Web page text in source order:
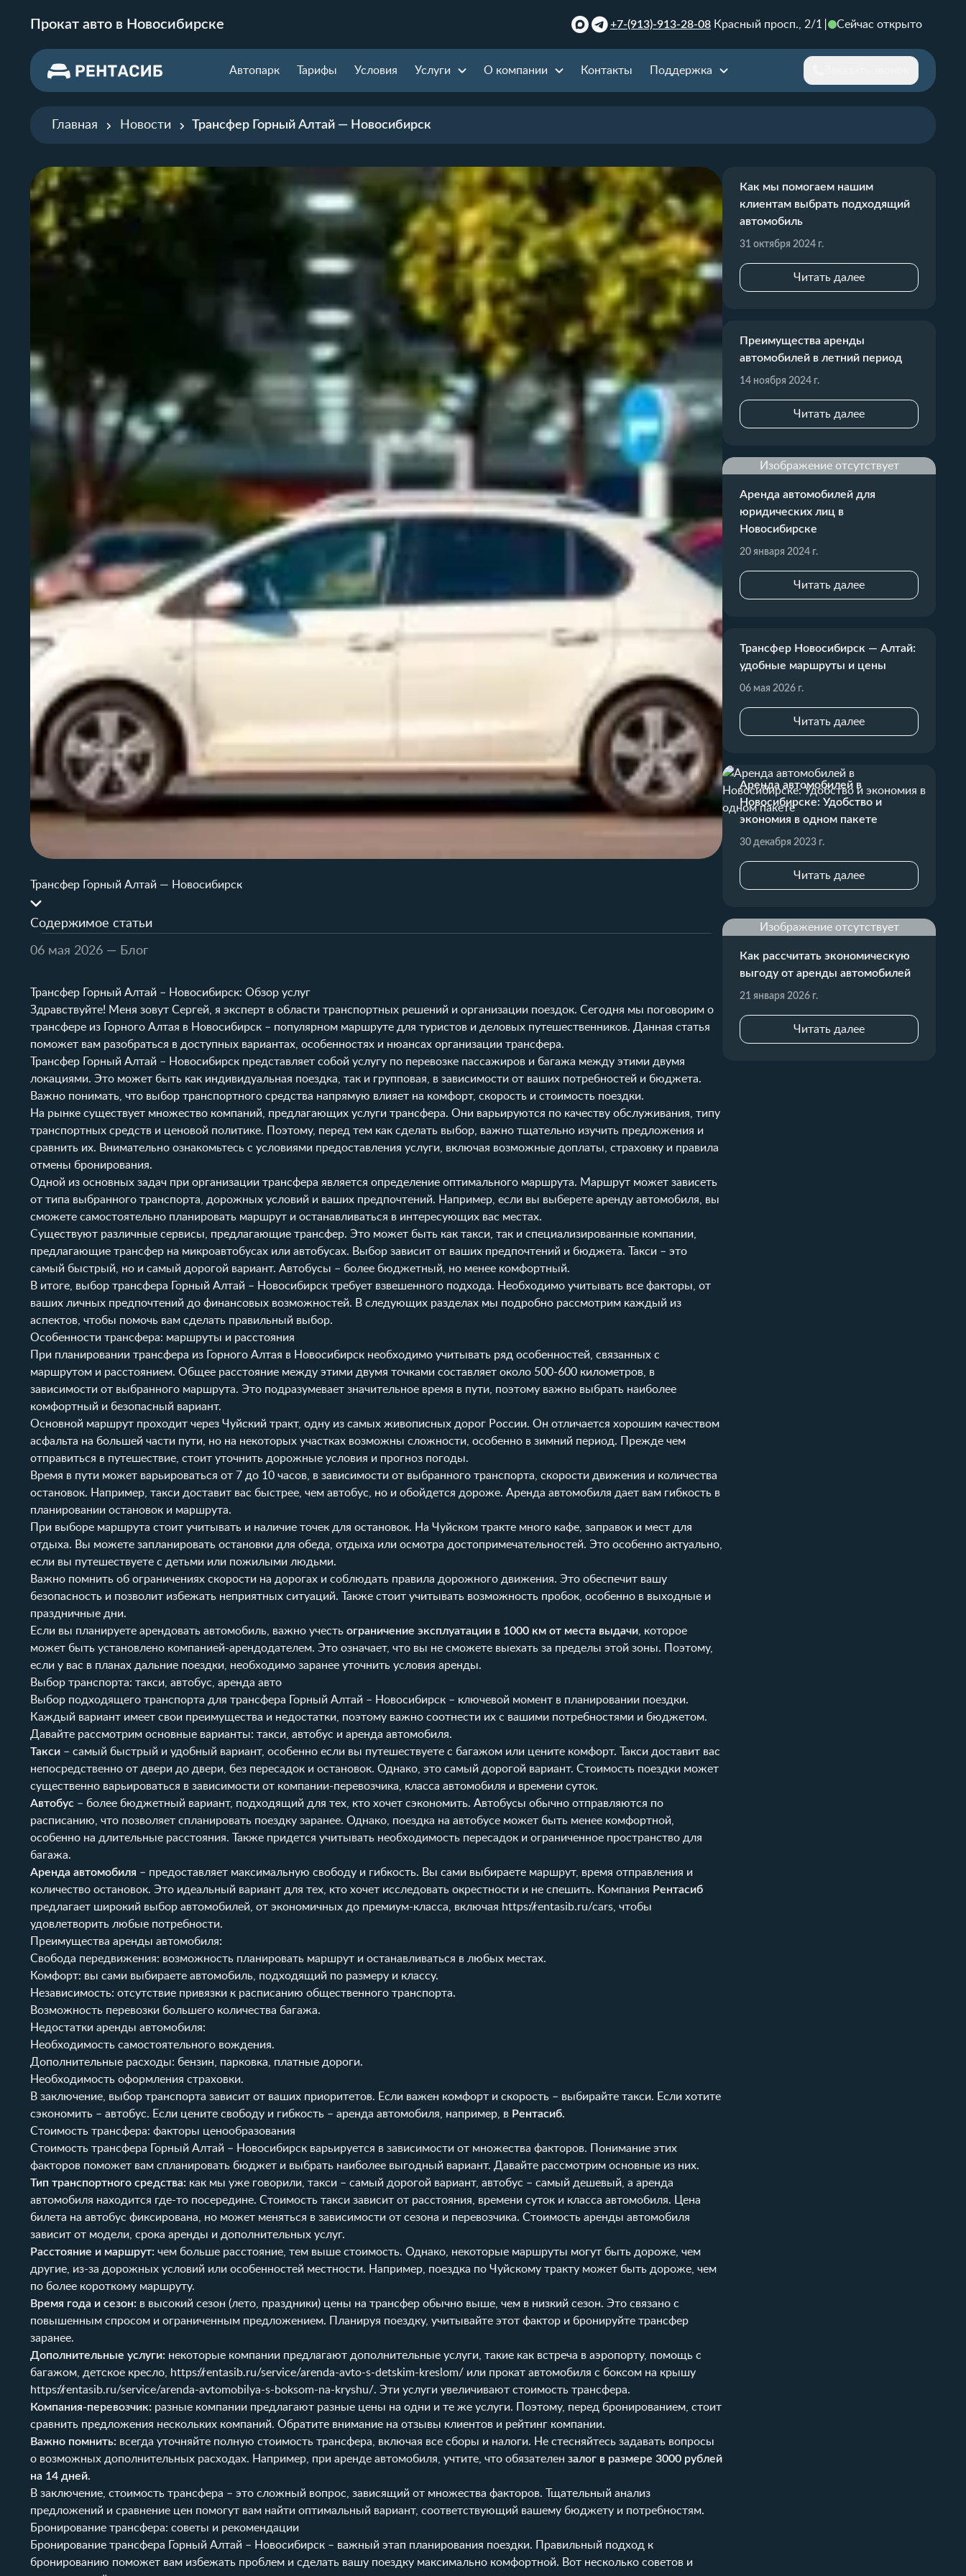
Прокат авто в Новосибирске +7-(913)-913-28-08 Красный просп., 2/1 Сейчас открыто
Автопарк Тарифы Условия Услуги О компании Контакты Поддержка
Главная Новости Трансфер Горный Алтай — Новосибирск
Трансфер Горный Алтай — Новосибирск
Содержимое статьи
06 мая 2026 — Блог
Трансфер Горный Алтай – Новосибирск: Обзор услуг
Здравствуйте! Меня зовут Сергей, я эксперт в области транспортных решений и организации поездок. Сегодня мы поговорим о
трансфере из Горного Алтая в Новосибирск – популярном маршруте для туристов и деловых путешественников. Данная статья
поможет вам разобраться в доступных вариантах, особенностях и нюансах организации трансфера.
Трансфер Горный Алтай – Новосибирск представляет собой услугу по перевозке пассажиров и багажа между этими двумя
локациями. Это может быть как индивидуальная поездка, так и групповая, в зависимости от ваших потребностей и бюджета.
Важно понимать, что выбор транспортного средства напрямую влияет на комфорт, скорость и стоимость поездки.
На рынке существует множество компаний, предлагающих услуги трансфера. Они варьируются по качеству обслуживания, типу
транспортных средств и ценовой политике. Поэтому, перед тем как сделать выбор, важно тщательно изучить предложения и
сравнить их. Внимательно ознакомьтесь с условиями предоставления услуги, включая возможные доплаты, страховку и правила
отмены бронирования.
Одной из основных задач при организации трансфера является определение оптимального маршрута. Маршрут может зависеть
от типа выбранного транспорта, дорожных условий и ваших предпочтений. Например, если вы выберете аренду автомобиля, вы
сможете самостоятельно планировать маршрут и останавливаться в интересующих вас местах.
Существуют различные сервисы, предлагающие трансфер. Это может быть как такси, так и специализированные компании,
предлагающие трансфер на микроавтобусах или автобусах. Выбор зависит от ваших предпочтений и бюджета. Такси – это
самый быстрый, но и самый дорогой вариант. Автобусы – более бюджетный, но менее комфортный.
В итоге, выбор трансфера Горный Алтай – Новосибирск требует взвешенного подхода. Необходимо учитывать все факторы, от
ваших личных предпочтений до финансовых возможностей. В следующих разделах мы подробно рассмотрим каждый из
аспектов, чтобы помочь вам сделать правильный выбор.
Особенности трансфера: маршруты и расстояния
При планировании трансфера из Горного Алтая в Новосибирск необходимо учитывать ряд особенностей, связанных с
маршрутом и расстоянием. Общее расстояние между этими двумя точками составляет около 500-600 километров, в
зависимости от выбранного маршрута. Это подразумевает значительное время в пути, поэтому важно выбрать наиболее
комфортный и безопасный вариант.
Основной маршрут проходит через Чуйский тракт, одну из самых живописных дорог России. Он отличается хорошим качеством
асфальта на большей части пути, но на некоторых участках возможны сложности, особенно в зимний период. Прежде чем
отправиться в путешествие, стоит уточнить дорожные условия и прогноз погоды.
Время в пути может варьироваться от 7 до 10 часов, в зависимости от выбранного транспорта, скорости движения и количества
остановок. Например, такси доставит вас быстрее, чем автобус, но и обойдется дороже. Аренда автомобиля дает вам гибкость в
планировании остановок и маршрута.
При выборе маршрута стоит учитывать и наличие точек для остановок. На Чуйском тракте много кафе, заправок и мест для
отдыха. Вы можете запланировать остановки для обеда, отдыха или осмотра достопримечательностей. Это особенно актуально,
если вы путешествуете с детьми или пожилыми людьми.
Важно помнить об ограничениях скорости на дорогах и соблюдать правила дорожного движения. Это обеспечит вашу
безопасность и позволит избежать неприятных ситуаций. Также стоит учитывать возможность пробок, особенно в выходные и
праздничные дни.
Если вы планируете арендовать автомобиль, важно учесть ограничение эксплуатации в 1000 км от места выдачи , которое
может быть установлено компанией-арендодателем. Это означает, что вы не сможете выехать за пределы этой зоны. Поэтому,
если у вас в планах дальние поездки, необходимо заранее уточнить условия аренды.
Выбор транспорта: такси, автобус, аренда авто
Выбор подходящего транспорта для трансфера Горный Алтай – Новосибирск – ключевой момент в планировании поездки.
Каждый вариант имеет свои преимущества и недостатки, поэтому важно соотнести их с вашими потребностями и бюджетом.
Давайте рассмотрим основные варианты: такси, автобус и аренда автомобиля.
Такси – самый быстрый и удобный вариант, особенно если вы путешествуете с багажом или цените комфорт. Такси доставит вас
непосредственно от двери до двери, без пересадок и остановок. Однако, это самый дорогой вариант. Стоимость поездки может
существенно варьироваться в зависимости от компании-перевозчика, класса автомобиля и времени суток.
Автобус – более бюджетный вариант, подходящий для тех, кто хочет сэкономить. Автобусы обычно отправляются по
расписанию, что позволяет спланировать поездку заранее. Однако, поездка на автобусе может быть менее комфортной,
особенно на длительные расстояния. Также придется учитывать необходимость пересадок и ограниченное пространство для
багажа.
Аренда автомобиля – предоставляет максимальную свободу и гибкость. Вы сами выбираете маршрут, время отправления и
количество остановок. Это идеальный вариант для тех, кто хочет исследовать окрестности и не спешить. Компания Рентасиб
предлагает широкий выбор автомобилей, от экономичных до премиум-класса, включая https://rentasib.ru/cars , чтобы
удовлетворить любые потребности.
Преимущества аренды автомобиля:
Свобода передвижения: возможность планировать маршрут и останавливаться в любых местах.
Комфорт: вы сами выбираете автомобиль, подходящий по размеру и классу.
Независимость: отсутствие привязки к расписанию общественного транспорта.
Возможность перевозки большего количества багажа.
Недостатки аренды автомобиля:
Необходимость самостоятельного вождения.
Дополнительные расходы: бензин, парковка, платные дороги.
Необходимость оформления страховки.
В заключение, выбор транспорта зависит от ваших приоритетов. Если важен комфорт и скорость – выбирайте такси. Если хотите
сэкономить – автобус. Если цените свободу и гибкость – аренда автомобиля, например, в Рентасиб.
Стоимость трансфера: факторы ценообразования
Стоимость трансфера Горный Алтай – Новосибирск варьируется в зависимости от множества факторов. Понимание этих
факторов поможет вам спланировать бюджет и выбрать наиболее выгодный вариант. Давайте рассмотрим основные из них.
Тип транспортного средства: как мы уже говорили, такси – самый дорогой вариант, автобус – самый дешевый, а аренда
автомобиля находится где-то посередине. Стоимость такси зависит от расстояния, времени суток и класса автомобиля. Цена
билета на автобус фиксирована, но может меняться в зависимости от сезона и перевозчика. Стоимость аренды автомобиля
зависит от модели, срока аренды и дополнительных услуг.
Расстояние и маршрут: чем больше расстояние, тем выше стоимость. Однако, некоторые маршруты могут быть дороже, чем
другие, из-за дорожных условий или особенностей местности. Например, поездка по Чуйскому тракту может быть дороже, чем
по более короткому маршруту.
Время года и сезон: в высокий сезон (лето, праздники) цены на трансфер обычно выше, чем в низкий сезон. Это связано с
повышенным спросом и ограниченным предложением. Планируя поездку, учитывайте этот фактор и бронируйте трансфер
заранее.
Дополнительные услуги: некоторые компании предлагают дополнительные услуги, такие как встреча в аэропорту, помощь с
багажом, детское кресло,
https://rentasib.ru/service/arenda-avto-s-detskim-kreslom/ или прокат автомобиля с боксом на крышу
https://rentasib.ru/service/arenda-avtomobilya-s-boksom-na-kryshu/. Эти услуги увеличивают стоимость трансфера.
Компания-перевозчик: разные компании предлагают разные цены на одни и те же услуги. Поэтому, перед бронированием, стоит
сравнить предложения нескольких компаний. Обратите внимание на отзывы клиентов и рейтинг компании.
Важно помнить: всегда уточняйте полную стоимость трансфера, включая все сборы и налоги. Не стесняйтесь задавать вопросы
о возможных дополнительных расходах. Например, при аренде автомобиля, учтите, что обязателен залог в размере 3000 рублей
на 14 дней.
В заключение, стоимость трансфера – это сложный вопрос, зависящий от множества факторов. Тщательный анализ
предложений и сравнение цен помогут вам найти оптимальный вариант, соответствующий вашему бюджету и потребностям.
Бронирование трансфера: советы и рекомендации
Бронирование трансфера Горный Алтай – Новосибирск – важный этап планирования поездки. Правильный подход к
бронированию поможет вам избежать проблем и сделать вашу поездку максимально комфортной. Вот несколько советов и
Как мы помогаем нашим
клиентам выбрать подходящий
автомобиль
31 октября 2024 г.
Читать далее
Преимущества аренды
автомобилей в летний период
14 ноября 2024 г.
Читать далее
Изображение отсутствует
Аренда автомобилей для
юридических лиц в
Новосибирске
20 января 2024 г.
Читать далее
Трансфер Новосибирск — Алтай:
удобные маршруты и цены
06 мая 2026 г.
Читать далее
Аренда автомобилей в
Новосибирске: Удобство и
экономия в одном пакете
30 декабря 2023 г.
Читать далее
Изображение отсутствует
Как рассчитать экономическую
выгоду от аренды автомобилей
21 января 2026 г.
Читать далее